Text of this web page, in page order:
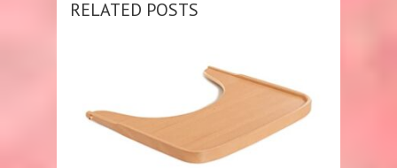
RELATED POSTS